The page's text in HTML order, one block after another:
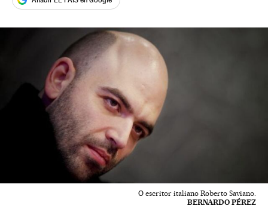
O escritor italiano Roberto Saviano.
BERNARDO PÉREZ